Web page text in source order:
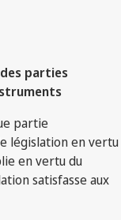
parties
partie
législation en vertu
en vertu du
satisfasse aux